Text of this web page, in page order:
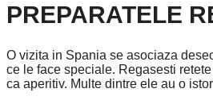
PREPARATELE
O vizita in Spania se asociaza
ce le face speciale. Regasesti
ca aperitiv. Multe dintre ele au o